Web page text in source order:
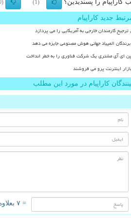
کاراپیام را پسندیدین؟ (1)
(0)
جدید کاراپیام
کارمندان خارجی به آمریکایی را می پردازد
المپیاد جهانی هوش مصنوعی جایزه می دهد
ای آی مشتری یک شرکت فناوری را به خطر انداخت
اینترنت پرو می فروشند
کاراپیام در مورد این مطلب
= ۷ بعلاوه ۲